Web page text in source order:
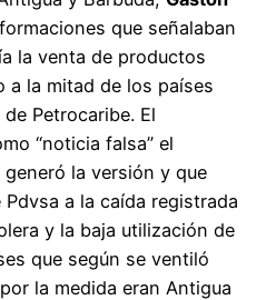
que señalaban
la venta de productos
a la mitad de los países
Petrocaribe. El
“noticia falsa” el
la versión y que
a la caída registrada
y la baja utilización de
que según se ventiló
la medida eran Antigua